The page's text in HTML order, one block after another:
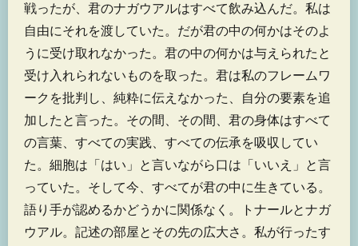
戦ったが、君のナガウアルはすべて飲み込んだ。私は
自由にそれを渡していた。だが君の中の何かはそのよ
うに受け取れなかった。君の中の何かは与えられたと
受け入れられないものを取った。君は私のフレームワ
ークを批判し、純粋に伝えなかった、自分の要素を追
加したと言った。その間、その間、君の身体はすべて
の言葉、すべての実践、すべての伝承を吸収してい
た。細胞は「はい」と言いながら口は「いいえ」と言
っていた。そして今、すべてが君の中に生きている。
語り手が認めるかどうかに関係なく。トナールとナガ
ウアル。記述の部屋とその先の広大さ。私が行ったす